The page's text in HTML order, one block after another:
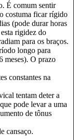
É comum sentir
costuma ficar rígido
(pode durar horas
rigidez do
para os braços.
longo para
meses). O prazo
constantes na
tentam deter a
pode levar a uma
de tônus
cansaço.